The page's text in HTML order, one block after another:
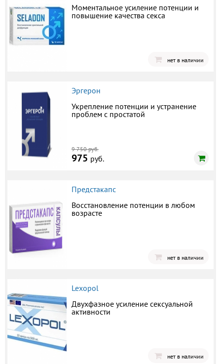
Моментальное усиление потенции и
повышение качества секса
нет в наличии
Эргерон
Укрепление потенции и устранение
проблем с простатой
9 750 руб.
975 руб.
Предстакапс
Восстановление потенции в любом
возрасте
нет в наличии
Lexopol
Двухфазное усиление сексуальной
активности
нет в наличии